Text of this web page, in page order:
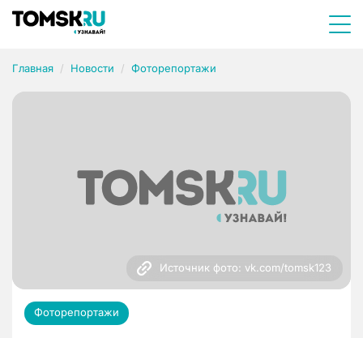
Главная Новости Фоторепортажи
Источник фото: vk.com/tomsk123
Фоторепортажи